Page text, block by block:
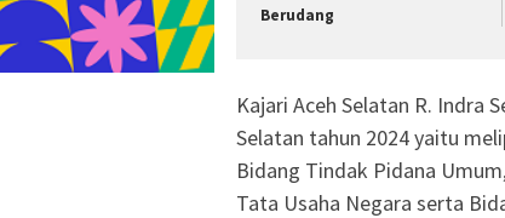
Berudang
Kajari Aceh Selatan R. Indra
Selatan tahun 2024 yaitu
Bidang Tindak Pidana
Tata Usaha Negara serta